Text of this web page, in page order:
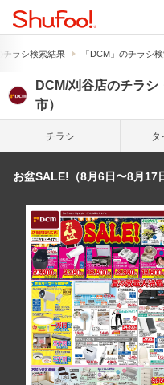
チラシ検索結果 「DCM」のチラシ
DCM/刈谷店のチラ
市）
チラシ タ
お盆SALE!（8月6日〜8月17